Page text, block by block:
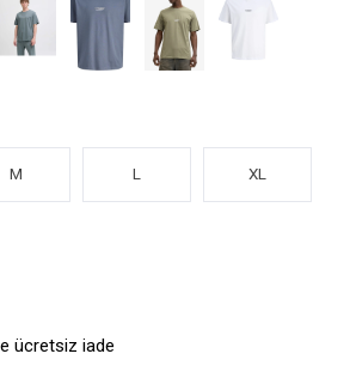
M L XL
ücretsiz iade